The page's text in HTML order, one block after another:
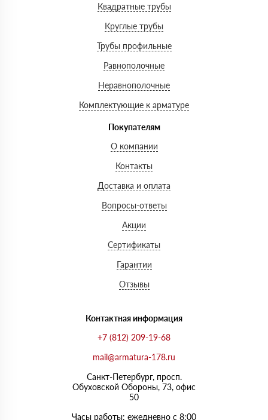
Квадратные трубы
Круглые трубы
Трубы профильные
Равнополочные
Неравнополочные
Комплектующие к арматуре
Покупателям
О компании
Контакты
Доставка и оплата
Вопросы-ответы
Акции
Сертификаты
Гарантии
Отзывы
Контактная информация
+7 (812) 209-19-68
mail@armatura-178.ru
Санкт-Петербург, просп.
Обуховской Обороны, 73, офис
50
Часы работы: ежедневно с 8:00